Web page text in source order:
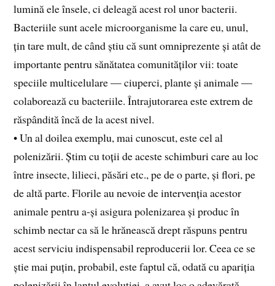
lumină ele însele, ci deleagă acest rol unor bacterii.
Bacteriile sunt acele microorganisme la care eu, unul,
țin tare mult, de când știu că sunt omniprezente și atât de
importante pentru sănătatea comunităților vii: toate
speciile multicelulare — ciuperci, plante și animale —
colaborează cu bacteriile. Întrajutorarea este extrem de
răspândită încă de la acest nivel.
• Un al doilea exemplu, mai cunoscut, este cel al
polenizării. Știm cu toții de aceste schimburi care au loc
între insecte, lilieci, păsări etc., pe de o parte, și flori, pe
de altă parte. Florile au nevoie de intervenția acestor
animale pentru a‑și asigura polenizarea și produc în
schimb nectar ca să le hrănească drept răspuns pentru
acest serviciu indispensabil reproducerii lor. Ceea ce se
știe mai puțin, probabil, este faptul că, odată cu apariția